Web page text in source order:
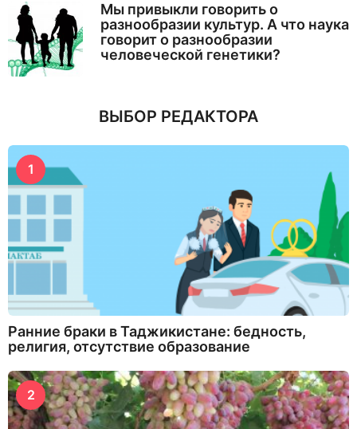
Мы привыкли говорить о
разнообразии культур. А что наука
говорит о разнообразии
человеческой генетики?
ВЫБОР РЕДАКТОРА
1
Ранние браки в Таджикистане: бедность,
религия, отсутствие образование
2